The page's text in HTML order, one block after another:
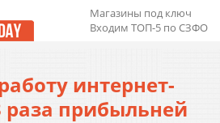
Магазины под ключ
Входим ТОП-5 по СЗФО
интернет-
раза прибыльней